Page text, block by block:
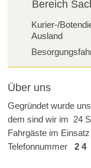
Bereich
Kurier-/
Ausland
Über uns
Gegründet wurde
dem sind wir im 24
Fahrgäste im
Telefonnummer
2 4